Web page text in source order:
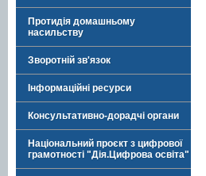
Протидія домашньому
насильству
Зворотній зв'язок
Інформаційні ресурси
Консультативно-дорадчі органи
Національний проєкт з цифрової
грамотності "Дія.Цифрова освіта"